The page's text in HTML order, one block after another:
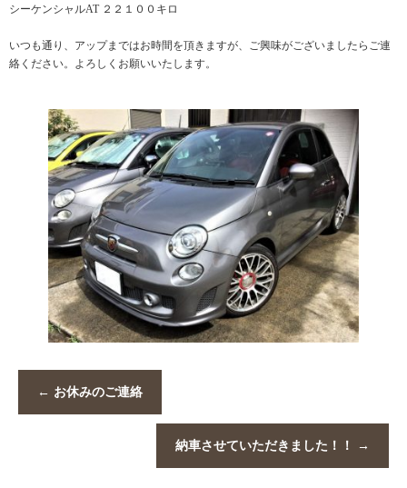
シーケンシャルAT ２２１００キロ
いつも通り、アップまではお時間を頂きますが、ご興味がございましたらご連
絡ください。よろしくお願いいたします。
← お休みのご連絡
納車させていただきました！！ →